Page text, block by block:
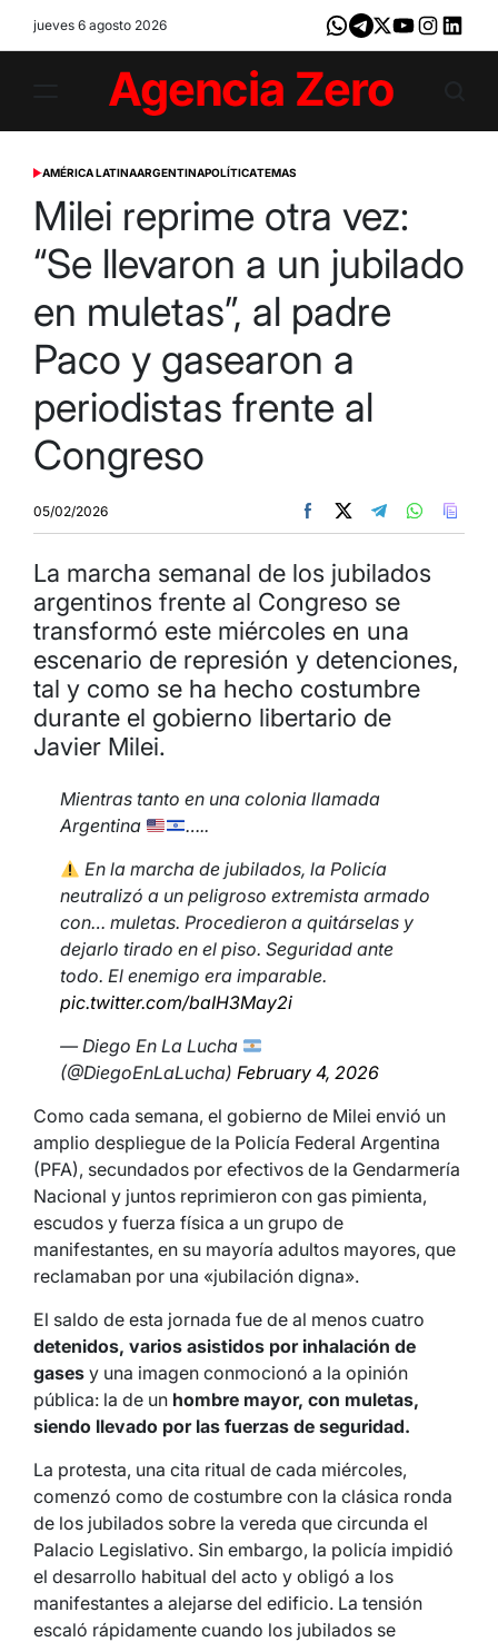
jueves 6 agosto 2026 Whatsapp
Telegram
X YoutubeInstagram
Zero
POSTED
AMÉRICA LATINAARGENTINAPOLÍTICATEMAS
Milei reprime otra vez:
“Se llevaron a un jubilado
en muletas”, al padre
Paco y gasearon a
periodistas frente al
Congreso
05/02/2026
La marcha semanal de los jubilados
argentinos frente al Congreso se
transformó este miércoles en una
escenario de represión y detenciones,
tal y como se ha hecho costumbre
durante el gobierno libertario de
Javier Milei.
Mientras tanto en una colonia llamada
Argentina
…..
En la marcha de jubilados, la Policía
neutralizó a un peligroso extremista armado
con… muletas. Procedieron a quitárselas y
dejarlo tirado en el piso. Seguridad ante
todo. El enemigo era imparable.
pic.twitter.com/baIH3May2i
— Diego En La Lucha
(@DiegoEnLaLucha) February 4, 2026
Como cada semana, el gobierno de Milei envió un
amplio despliegue de la Policía Federal Argentina
(PFA), secundados por efectivos de la Gendarmería
Nacional y juntos reprimieron con gas pimienta,
escudos y fuerza física a un grupo de
manifestantes, en su mayoría adultos mayores, que
reclamaban por una «jubilación digna».
El saldo de esta jornada fue de al menos cuatro
detenidos, varios asistidos por inhalación de
gases y una imagen conmocionó a la opinión
pública: la de un hombre mayor, con muletas,
siendo llevado por las fuerzas de seguridad.
La protesta, una cita ritual de cada miércoles,
comenzó como de costumbre con la clásica ronda
de los jubilados sobre la vereda que circunda el
Palacio Legislativo. Sin embargo, la policía impidió
el desarrollo habitual del acto y obligó a los
manifestantes a alejarse del edificio. La tensión
escaló rápidamente cuando los jubilados se